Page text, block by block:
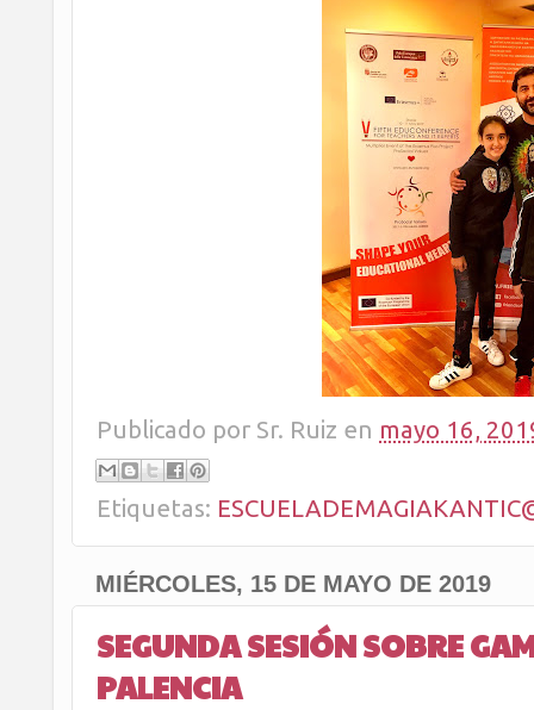
Publicado por Sr. Ruiz en mayo 16,
Etiquetas:
MIÉRCOLES, 15 DE MAYO DE 2019
SEGUNDA SESIÓN SOBRE
PALENCIA